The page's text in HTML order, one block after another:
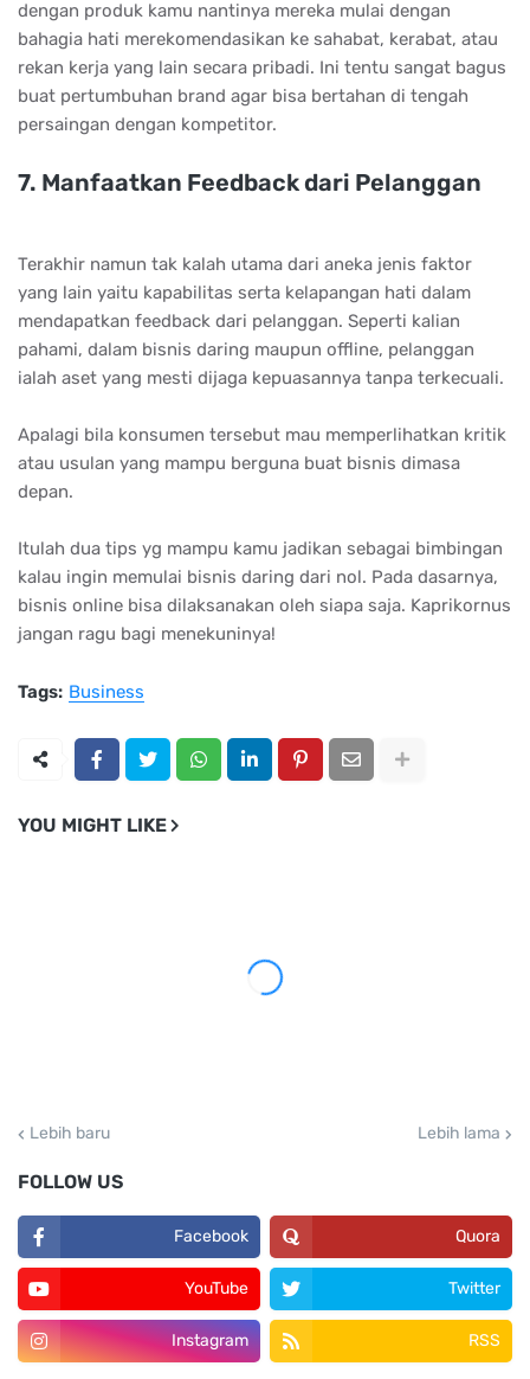
dengan produk kamu nantinya mereka mulai dengan
bahagia hati merekomendasikan ke sahabat, kerabat, atau
rekan kerja yang lain secara pribadi. Ini tentu sangat bagus
buat pertumbuhan brand agar bisa bertahan di tengah
persaingan dengan kompetitor.
7. Mаnfааtkаn Fееdbасk dаrі Pеlаnggаn
Terakhir namun tak kalah utama dari aneka jenis faktor
yang lain yaitu kapabilitas serta kelapangan hati dalam
mendapatkan feedback dari pelanggan. Seperti kalian
pahami, dalam bisnis daring maupun offline, pelanggan
ialah aset yang mesti dijaga kepuasannya tanpa terkecuali.
Apalagi bila konsumen tersebut mau memperlihatkan kritik
atau usulan yang mampu berguna buat bisnis dimasa
depan.
Itulah dua tips yg mampu kamu jadikan sebagai bimbingan
kalau ingin memulai bisnis daring dari nol. Pada dasarnya,
bisnis online bisa dilaksanakan oleh siapa saja. Kaprikornus
jangan ragu bagi menekuninya!
Tags: Business
YOU MIGHT LIKE
Lebih baru Lebih lama
FOLLOW US
Facebook Quora
YouTube Twitter
Instagram RSS